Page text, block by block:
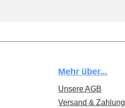
Mehr über...
Unsere AGB
Versand & Zahlung